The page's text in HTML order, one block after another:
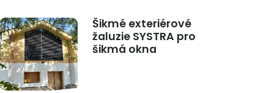
Šikmé exteriérové
žaluzie SYSTRA pro
šikmá okna